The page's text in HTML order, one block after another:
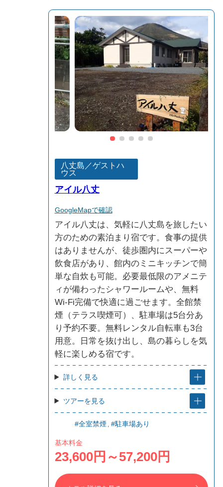
八丈島／ゲストハ
ウス
アイル八丈
GoogleMapで確認
アイル八丈は、気軽に八丈島を旅したい
方のための素泊まり宿です。食事の提供
はありませんが、徒歩圏内にスーパーや
飲食店があり、館内のミニキッチンで簡
単な自炊も可能。必要最低限のアメニテ
ィが備わったシャワールームや、無料
Wi-Fi完備で快適に過ごせます。全館禁
煙（テラス喫煙可）、駐車場は5台分あ
り予約不要。無料レンタル自転車も3台
用意。日常を抜け出し、島の暮らしを気
軽に楽しめる宿です。
詳しく見る
ツアーを見る
#全室禁煙 #駐車場あり
基本料金
23,600円～57,200円